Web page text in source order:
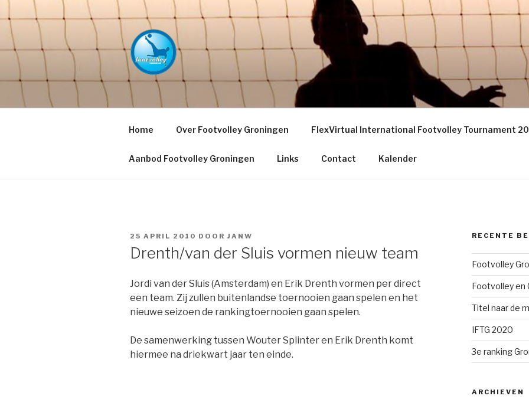
de
inhoud
springen
FOOTVOLLEY GRONINGEN – THE
PETACCHI'S
Home Over Footvolley Groningen FlexVirtual International Footvolley Tournament
Aanbod Footvolley Groningen Links Contact Kalender
GEPLAATST
25 APRIL 2010 DOOR JANW
Drenth/van der Sluis vormen nieuw team
Jordi van der Sluis (Amsterdam) en Erik Drenth vormen per direct
een team. Zij zullen buitenlandse toernooien gaan spelen en het
nieuwe seizoen de rankingtoernooien gaan spelen.
De samenwerking tussen Wouter Splinter en Erik Drenth komt
hiermee na driekwart jaar ten einde.
RECENTE
Footvolley
Footvolley en
Titel naar de
IFTG 2020
3e ranking
ARCHIEVEN